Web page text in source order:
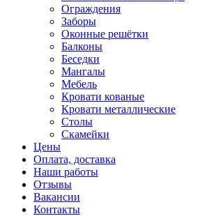
Ограждения
Заборы
Оконные решётки
Балконы
Беседки
Мангалы
Мебель
Кровати кованые
Кровати металлические
Столы
Скамейки
Цены
Оплата, доставка
Наши работы
Отзывы
Вакансии
Контакты